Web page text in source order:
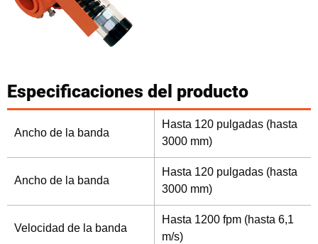
Especificaciones del producto
Ancho de la banda
Hasta 120 pulgadas (hasta
3000 mm)
Ancho de la banda
Hasta 120 pulgadas (hasta
3000 mm)
Velocidad de la banda
Hasta 1200 fpm (hasta 6,1
m/s)